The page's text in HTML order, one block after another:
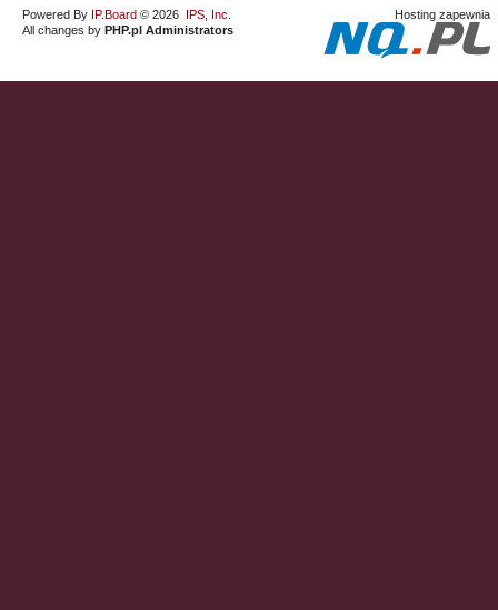
Powered By IP.Board © 2026 IPS, Inc
All changes by PHP.pl Administrators
Hosting zapewnia